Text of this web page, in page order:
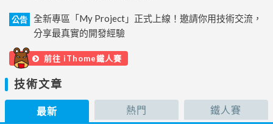
公告
全新專區「My Project」正式上線！邀請你用技術交流，
分享最真實的開發經驗
前往 iThome鐵人賽
技術文章
最新 熱門 鐵人賽